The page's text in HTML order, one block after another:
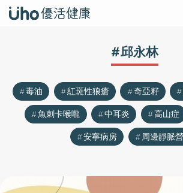
#邱永林
毒油 紅斑性狼瘡 奇亞籽
魚刺卡喉嚨
中耳炎 高山症
安寧病房
周邊靜脈